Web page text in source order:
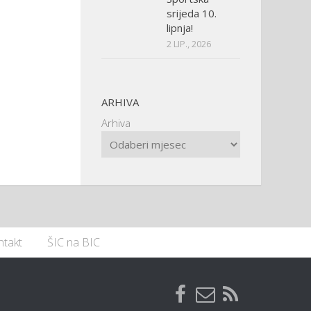
srijeda 10.
lipnja!
2 LIP., 2026
ARHIVA
Arhiva
ŠIC na BIC